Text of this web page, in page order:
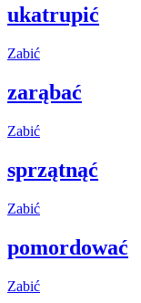
ukatrupić
Zabić
zarąbać
Zabić
sprzątnąć
Zabić
pomordować
Zabić